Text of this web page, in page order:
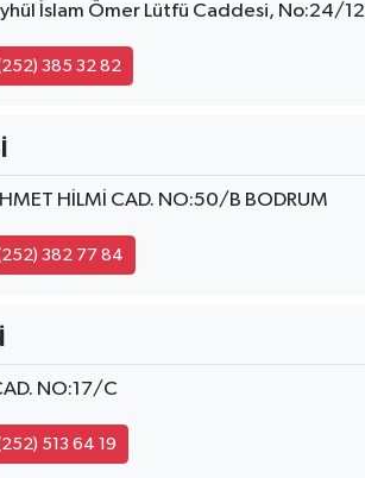
İslam Ömer Lütfü Caddesi, No:24/12
385 32 82
HİLMİ CAD. NO:50/B BODRUM
382 77 84
NO:17/C
513 64 19